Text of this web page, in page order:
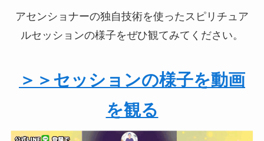
アセンショナーの独自技術を使ったスピリチュア
ルセッションの様子をぜひ観てみてください。
＞＞セッションの様子を動画
を観る